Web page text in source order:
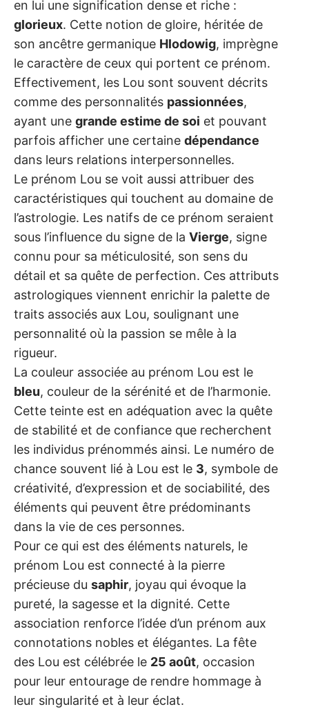
en lui une signification dense et riche :
glorieux. Cette notion de gloire, héritée de
son ancêtre germanique Hlodowig, imprègne
le caractère de ceux qui portent ce prénom.
Effectivement, les Lou sont souvent décrits
comme des personnalités passionnées,
ayant une grande estime de soi et pouvant
parfois afficher une certaine dépendance
dans leurs relations interpersonnelles.
Le prénom Lou se voit aussi attribuer des
caractéristiques qui touchent au domaine de
l’astrologie. Les natifs de ce prénom seraient
sous l’influence du signe de la Vierge, signe
connu pour sa méticulosité, son sens du
détail et sa quête de perfection. Ces attributs
astrologiques viennent enrichir la palette de
traits associés aux Lou, soulignant une
personnalité où la passion se mêle à la
rigueur.
La couleur associée au prénom Lou est le
bleu, couleur de la sérénité et de l’harmonie.
Cette teinte est en adéquation avec la quête
de stabilité et de confiance que recherchent
les individus prénommés ainsi. Le numéro de
chance souvent lié à Lou est le 3, symbole de
créativité, d’expression et de sociabilité, des
éléments qui peuvent être prédominants
dans la vie de ces personnes.
Pour ce qui est des éléments naturels, le
prénom Lou est connecté à la pierre
précieuse du saphir, joyau qui évoque la
pureté, la sagesse et la dignité. Cette
association renforce l’idée d’un prénom aux
connotations nobles et élégantes. La fête
des Lou est célébrée le 25 août, occasion
pour leur entourage de rendre hommage à
leur singularité et à leur éclat.